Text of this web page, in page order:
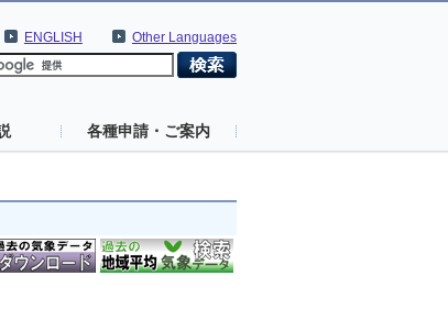
Other Languages
ENGLISH
各種申請・ご案内